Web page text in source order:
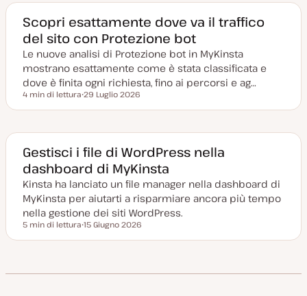
g
g
i
o
r
a
a
Scopri esattamente dove va il traffico
del sito con Protezione bot
Le nuove analisi di Protezione bot in MyKinsta
mostrano esattamente come è stata classificata e
dove è finita ogni richiesta, fino ai percorsi e ag…
Tempo di lettura
4 min di lettura
a
a
g
g
i
o
r
a
t
a
29 Luglio 2026
Gestisci i file di WordPress nella
dashboard di MyKinsta
Kinsta ha lanciato un file manager nella dashboard di
MyKinsta per aiutarti a risparmiare ancora più tempo
nella gestione dei siti WordPress.
Tempo di lettura
5 min di lettura
a
15 Giugno 2026